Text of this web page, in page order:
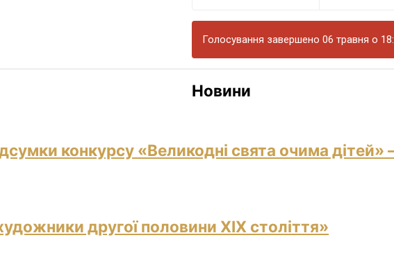
Голосування завершено 06 травня о
Новини
конкурсу «Великодні свята очима
другої половини ХІХ століття»